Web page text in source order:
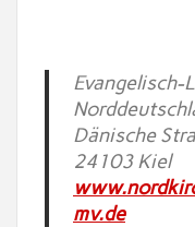
Evangelisch-
Dänische
24103 Kiel
mv.de